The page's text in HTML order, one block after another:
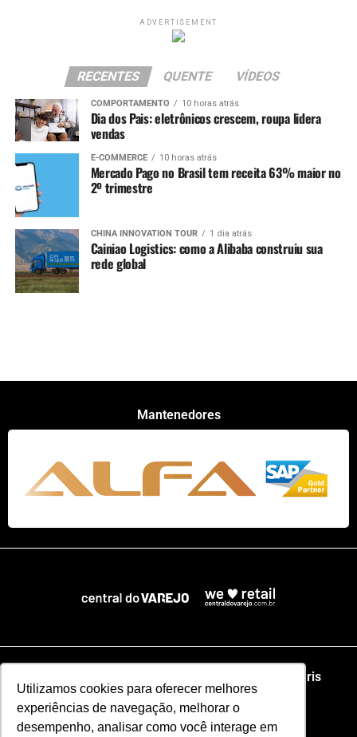
Utilizamos cookies para oferecer melhores
experiências de navegação, melhorar o
desempenho, analisar como você interage em
ADVERTISEMENT
RECENTES QUENTE VÍDEOS
COMPORTAMENTO 10 horas atrás
Dia dos Pais: eletrônicos crescem, roupa lidera
vendas
E-COMMERCE 10 horas atrás
Mercado Pago no Brasil tem receita 63% maior no
2º trimestre
CHINA INNOVATION TOUR 1 dia atrás
Cainiao Logistics: como a Alibaba construiu sua
rede global
Mantenedores
NRF Paris
Web Summit Lisboa Web Summit Rio